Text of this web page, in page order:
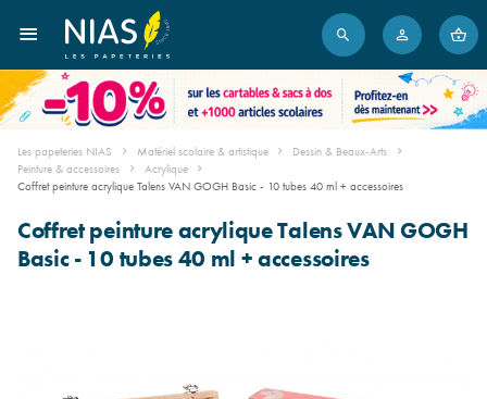
Les papeteries NIAS Matériel scolaire & artistique
Dessin & Beaux-Arts
Peinture & accessoires
Acrylique
Coffret peinture acrylique Talens VAN GOGH Basic - 10 tubes 40 ml + accessoires
Coffret peinture acrylique Talens VAN GOGH
Basic - 10 tubes 40 ml + accessoires